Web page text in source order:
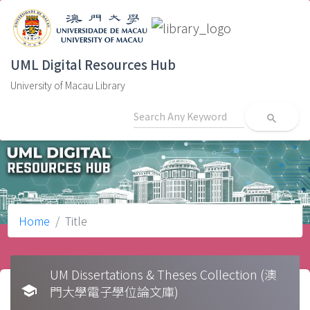
UML Digital Resources Hub
University of Macau Library
search
Home Title
school
UM Dissertations & Theses Collection (澳
門大學電子學位論文庫)